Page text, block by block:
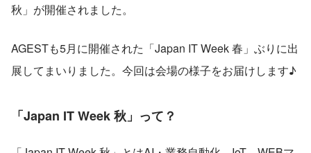
秋」が開催されました。
AGESTも5月に開催された「Japan IT Week 春」ぶりに出
展してまいりました。今回は会場の様子をお届けします♪
「Japan IT Week 秋」って？